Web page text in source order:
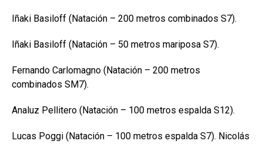
Iñaki Basiloff (Natación – 200 metros combinados S7).
Iñaki Basiloff (Natación – 50 metros mariposa S7).
Fernando Carlomagno (Natación – 200 metros
combinados SM7).
Analuz Pellitero (Natación – 100 metros espalda S12).
Lucas Poggi (Natación – 100 metros espalda S7). Nicolás